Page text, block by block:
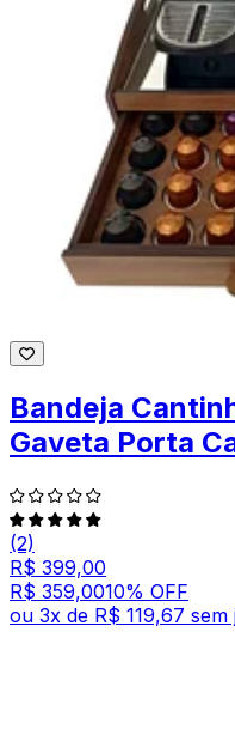
Bandeja
Gaveta Porta
(2)
R$ 399,00
R$ 359,0010% OFF
ou 3x de R$ 119,67 sem